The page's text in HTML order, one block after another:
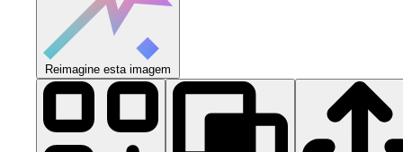
Reimagine esta imagem